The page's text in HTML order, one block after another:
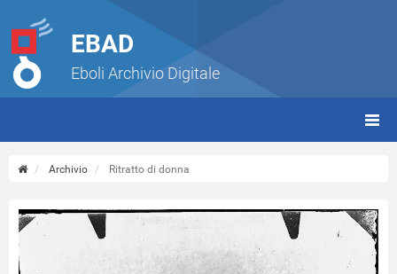
EBAD
Eboli Archivio Digitale
Archivio Ritratto di donna